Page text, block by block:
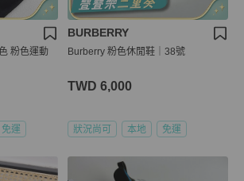
免運
BURBERRY
Burberry 粉色休閒鞋｜38號
TWD 6,000
狀況尚可 本地 免運